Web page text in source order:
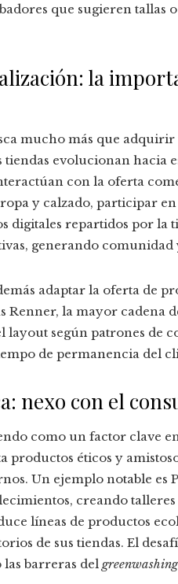
que sugieren tallas
la
mucho más que
tiendas evolucionan hacia
con la oferta
y calzado, participar
digitales repartidos por la
generando comunidad
adaptar la oferta de
Renner, la mayor cadena
según patrones de
de permanencia del
nexo con el
como un factor clave
productos éticos y
Un ejemplo notable es
creando
líneas de productos
de sus tiendas. El
barreras del greenwashing